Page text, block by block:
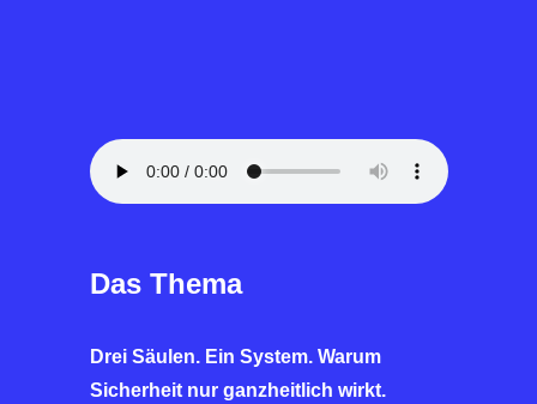
Das Thema
Drei Säulen. Ein System. Warum
Sicherheit nur ganzheitlich wirkt.